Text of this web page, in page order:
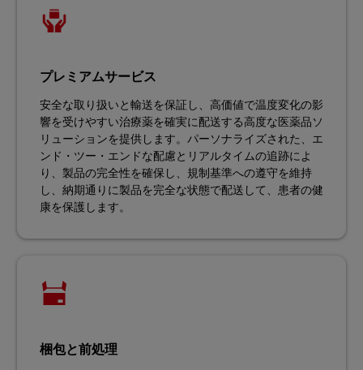
プレミアムサービス
安全な取り扱いと輸送を保証し、高価値で温度変化の影
響を受けやすい治療薬を確実に配送する高度な医薬品ソ
リューションを提供します。パーソナライズされた、エ
ンド・ツー・エンドな配慮とリアルタイムの追跡によ
り、製品の完全性を確保し、規制基準への遵守を維持
し、納期通りに製品を完全な状態で配送して、患者の健
康を保護します。
梱包と前処理